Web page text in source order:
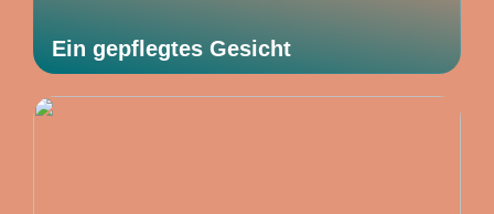
Ein gepflegtes Gesicht